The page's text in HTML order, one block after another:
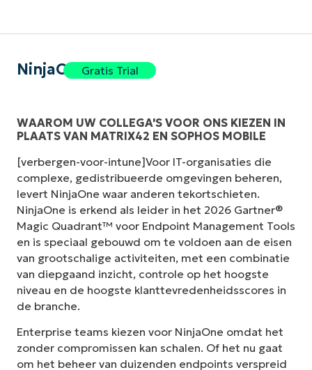
NinjaOneGratis Trial
WAAROM UW COLLEGA'S VOOR ONS KIEZEN IN
PLAATS VAN MATRIX42 EN SOPHOS MOBILE
[verbergen-voor-intune]Voor IT-organisaties die
complexe, gedistribueerde omgevingen beheren,
levert NinjaOne waar anderen tekortschieten.
NinjaOne is erkend als leider in het 2026 Gartner®
Magic Quadrant™ voor Endpoint Management Tools
en is speciaal gebouwd om te voldoen aan de eisen
van grootschalige activiteiten, met een combinatie
van diepgaand inzicht, controle op het hoogste
niveau en de hoogste klanttevredenheidsscores in
de branche.
Enterprise teams kiezen voor NinjaOne omdat het
zonder compromissen kan schalen. Of het nu gaat
om het beheer van duizenden endpoints verspreid